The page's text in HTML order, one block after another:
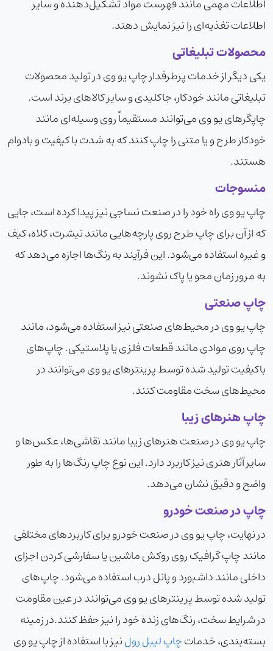
اطلاعات مهمی مانند فهرست مواد تشکیل‌دهنده و سایر
اطلاعات تغذیه‌ای را نیز نمایش دهند.
محصولات تبلیغاتی
یکی دیگر از خدمات پرطرفدار چاپ یو وی در تولید محصولات
تبلیغاتی مانند خودکار، جاکلیدی و سایر کالاهای برند است.
چاپگرهای یو وی می‌توانند مستقیماً روی وسیله‌ای مانند
خودکار طرح و یا متنی را چاپ کنند که به شدت با کیفیت و بادوام
هستند.
منسوجات
چاپ یو وی راه خود را در صنعت نساجی نیز پیدا کرده است، جایی
که از آن برای چاپ طرح روی پارچه‌هایی مانند تیشرت، کلاه، کیف
و غیره استفاده می‌شود. این فرآیند به رنگ‌ها اجازه می‌دهد که
به مرور زمان محو یا پاک نشوند.
چاپ صنعتی
چاپ یو وی در محیط‌های صنعتی نیز استفاده می‌شود، مانند
چاپ روی موادی مانند قطعات فلزی یا پلاستیکی. چاپ‌های
باکیفیت تولید شده توسط پرینترهای یو وی می‌توانند در
محیط‌های سخت مقاومت کنند.
چاپ هنرهای زیبا
چاپ یو وی در صنعت هنرهای زیبا مانند نقاشی‌ها، عکس‌ها و
سایر آثار هنری نیز کاربرد دارد. این نوع چاپ رنگ‌ها را به طور
واضح و دقیق نشان می‌دهد.
چاپ در صنعت خودرو
در نهایت، چاپ یو وی در صنعت خودرو برای کاربردهای مختلفی
مانند چاپ گرافیک روی روکش ماشین یا سفارشی کردن اجزای
داخلی مانند داشبورد و پانل درب استفاده می‌شود. چاپ‌های
تولید شده توسط پرینترهای یو وی می‌توانند در عین مقاومت
در شرایط سخت، رنگ‌های زنده خود را نیز حفظ کنند.در زمینه
بسته‌بندی، خدماتچاپ لیبل رولنیز با استفاده از چاپ یو وی